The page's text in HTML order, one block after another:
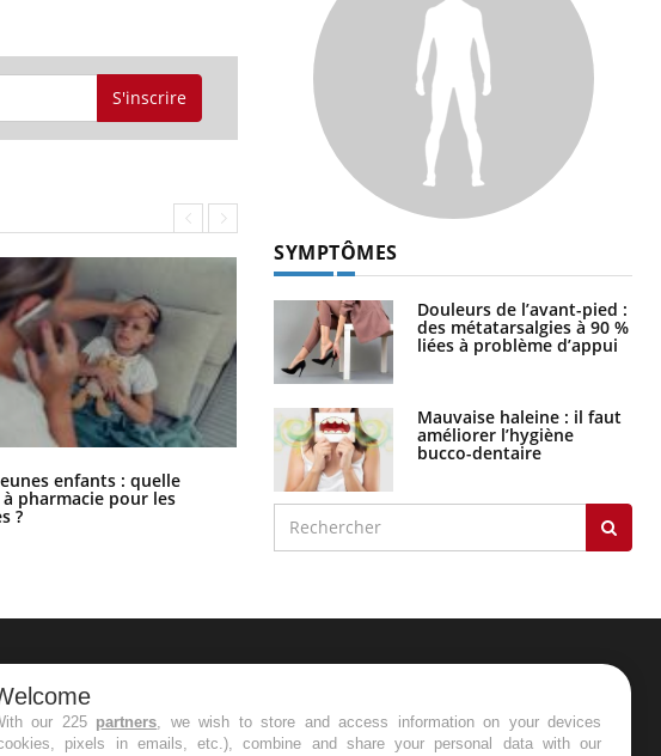
S'inscrire
enfants : quelle
pharmacie pour les
?
Syndrome métabolique : quels sont
les meilleurs exercices physiques ?
SYMPTÔMES
Douleurs de l’avant-pied :
des métatarsalgies à 90 %
liées à problème d’appui
Mauvaise haleine : il faut
améliorer l’hygiène
bucco-dentaire
NEWSLETTER
Recevez toutes les semaines les meilleures
our 225 partners, we wish to store and access information on your devices
pixels in emails, etc.), combine and share your personal data with our